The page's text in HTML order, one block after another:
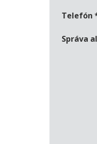
Telefón
Správa